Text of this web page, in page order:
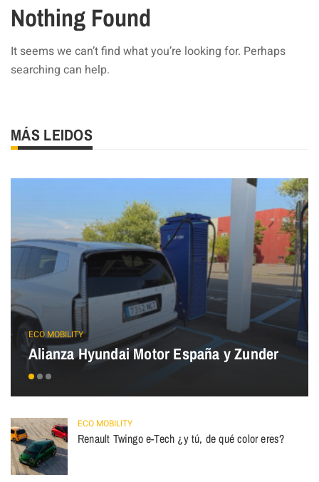
Nothing Found
It seems we can’t find what you’re looking for. Perhaps
searching can help.
MÁS LEIDOS
ECO MOBILITY
Alianza Hyundai Motor España y Zunder
ECO MOBILITY
Renault Twingo e-Tech ¿y tú, de qué color eres?